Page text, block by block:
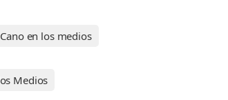
en los medios
Medios